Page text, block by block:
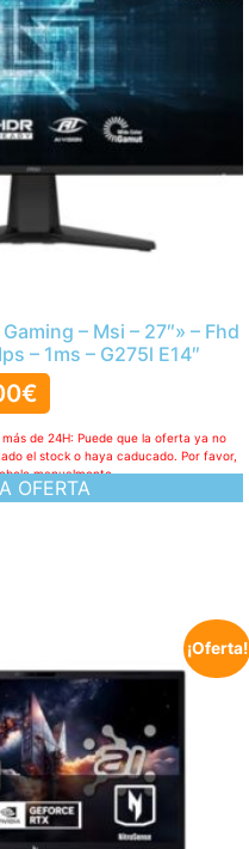
– Msi – 27″» – Fhd
– 1ms – G275l E14″
€
OFERTA
de 24H: Puede que la oferta ya no
el stock o haya caducado. Por favor,
manualmente
¡Oferta!